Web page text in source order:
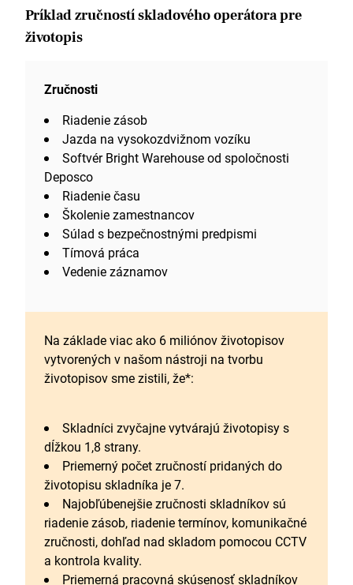
Príklad zručností skladového operátora pre
životopis
Zručnosti
Riadenie zásob
Jazda na vysokozdvižnom vozíku
Softvér Bright Warehouse od spoločnosti
Deposco
Riadenie času
Školenie zamestnancov
Súlad s bezpečnostnými predpismi
Tímová práca
Vedenie záznamov
Na základe viac ako 6 miliónov životopisov
vytvorených v našom nástroji na tvorbu
životopisov sme zistili, že*:
Skladníci zvyčajne vytvárajú životopisy s
dĺžkou 1,8 strany.
Priemerný počet zručností pridaných do
životopisu skladníka je 7.
Najobľúbenejšie zručnosti skladníkov sú
riadenie zásob, riadenie termínov, komunikačné
zručnosti, dohľad nad skladom pomocou CCTV
a kontrola kvality.
Priemerná pracovná skúsenosť skladníkov